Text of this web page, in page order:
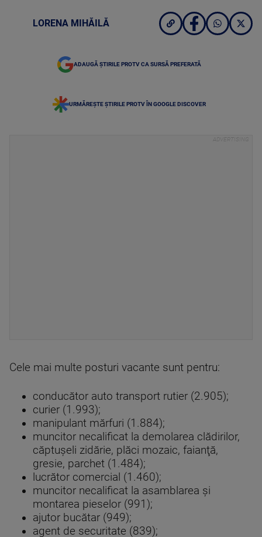
LORENA MIHĂILĂ
ADAUGĂ ȘTIRILE PROTV CA SURSĂ PREFERATĂ
URMĂREȘTE ȘTIRILE PROTV ÎN GOOGLE DISCOVER
Cele mai multe posturi vacante sunt pentru:
conducător auto transport rutier (2.905);
curier (1.993);
manipulant mărfuri (1.884);
muncitor necalificat la demolarea clădirilor,
căptuşeli zidărie, plăci mozaic, faianţă,
gresie, parchet (1.484);
lucrător comercial (1.460);
muncitor necalificat la asamblarea şi
montarea pieselor (991);
ajutor bucătar (949);
agent de securitate (839);